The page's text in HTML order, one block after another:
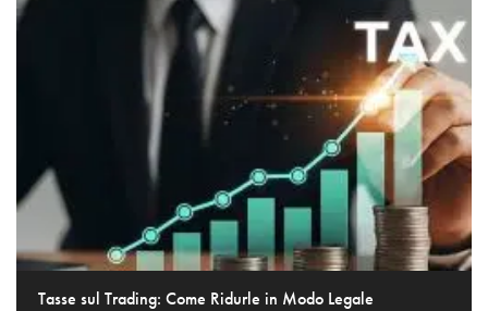
Tasse sul Trading: Come Ridurle in Modo Legale